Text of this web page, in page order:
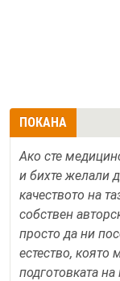
ПОКАНА
Ако сте
и бихте желали
качеството на
собствен
просто да ни
естество,
подготовката на